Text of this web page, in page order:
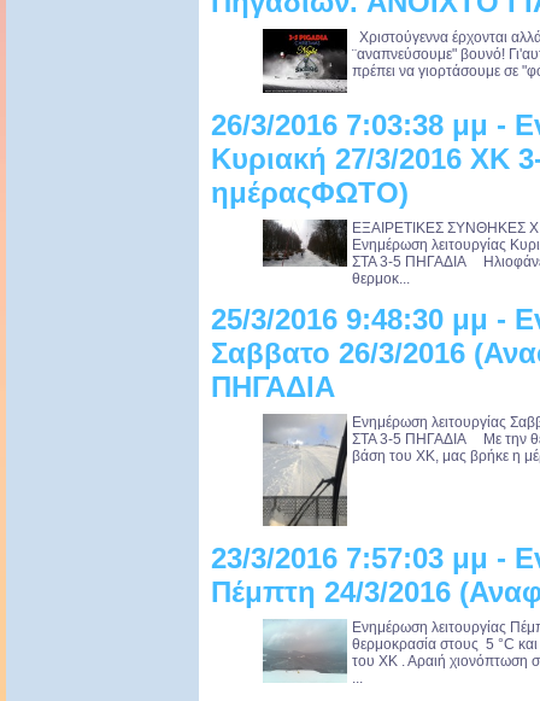
Χριστούγεννα έρχονται
¨αναπνεύσουμε" βουνό!
πρέπει να γιορτάσουμε σε
26/3/2016 7:03:38 μμ -
Κυριακή 27/3/2016 ΧΚ
ημέραςΦΩΤΟ)
ΕΞΑΙΡΕΤΙΚΕΣ ΣΥΝΘΗΚΕΣ
Ενημέρωση λειτουργίας
ΣΤΑ 3-5 ΠΗΓΑΔΙΑ
θερμοκ...
25/3/2016 9:48:30 μμ -
Σαββατο 26/3/2016
ΠΗΓΑΔΙΑ
Ενημέρωση λειτουργίας
ΣΤΑ 3-5 ΠΗΓΑΔΙΑ Με την
βάση του ΧΚ, μας βρήκε η
23/3/2016 7:57:03 μμ -
Πέμπτη 24/3/2016
Ενημέρωση λειτουργίας
θερμοκρασία στους 5 °C
του ΧΚ . Αραιή χιονόπτωση
...